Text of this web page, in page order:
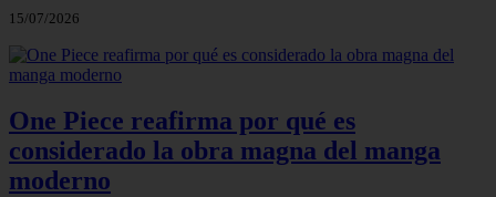
15/07/2026
One Piece reafirma por qué es
considerado la obra magna del manga
moderno